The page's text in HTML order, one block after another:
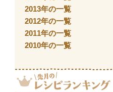
2013年の一覧
2012年の一覧
2011年の一覧
2010年の一覧